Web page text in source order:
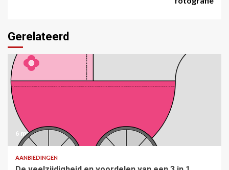
Gerelateerd
6 min read
AANBIEDINGEN